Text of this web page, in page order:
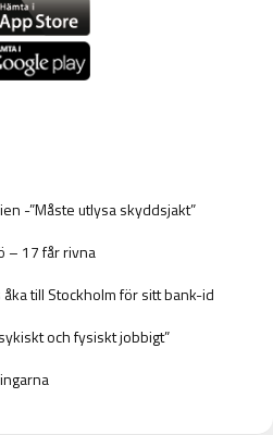
-”Måste utlysa skyddsjakt”
– 17 får rivna
till Stockholm för sitt bank-id
och fysiskt jobbigt”